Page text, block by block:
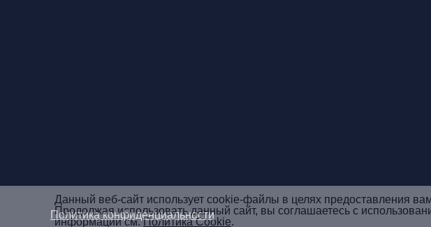
Политика конфиденциальности
Данный веб-сайт использует cookie-файлы в целях предоставления
Продолжая использовать данный сайт, вы соглашаетесь с
информации см.Политика Cookie.